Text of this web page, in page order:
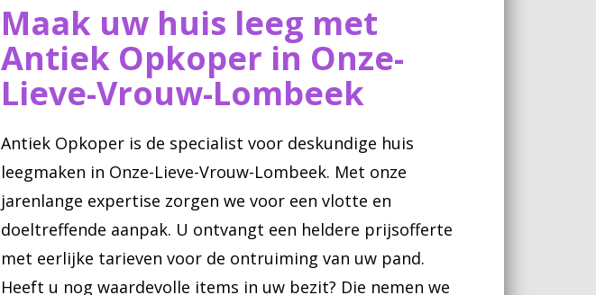
Maak uw huis leeg met
Antiek Opkoper in Onze-
Lieve-Vrouw-Lombeek
Antiek Opkoper is de specialist voor deskundige huis
leegmaken in Onze-Lieve-Vrouw-Lombeek. Met onze
jarenlange expertise zorgen we voor een vlotte en
doeltreffende aanpak. U ontvangt een heldere prijsofferte
met eerlijke tarieven voor de ontruiming van uw pand.
Heeft u nog waardevolle items in uw bezit? Die nemen we